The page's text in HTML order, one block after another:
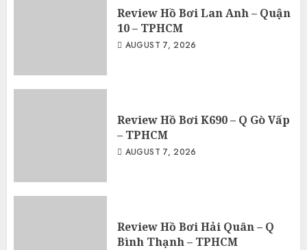
Review Hồ Bơi Lan Anh – Quận
10 – TPHCM
AUGUST 7, 2026
Review Hồ Bơi K690 – Q Gò Vấp
– TPHCM
AUGUST 7, 2026
Review Hồ Bơi Hải Quân – Q
Bình Thạnh – TPHCM